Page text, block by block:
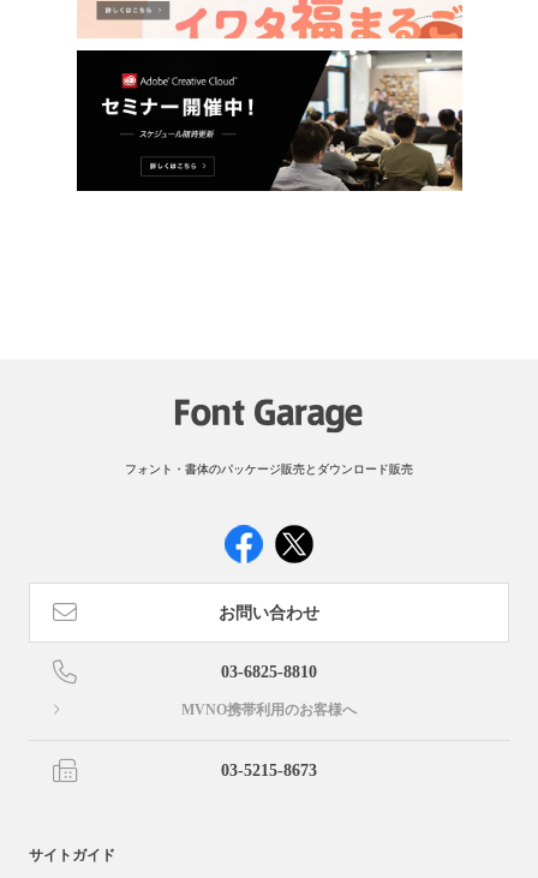
フォント・書体のパッケージ販売とダウンロード販売
お問い合わせ
03-6825-8810
MVNO携帯利用のお客様へ
03-5215-8673
サイトガイド